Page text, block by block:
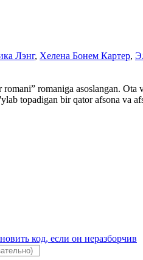
Лэнг, Хелена Бонем Картер,
romaniga asoslangan.
topadigan bir qator afsona va